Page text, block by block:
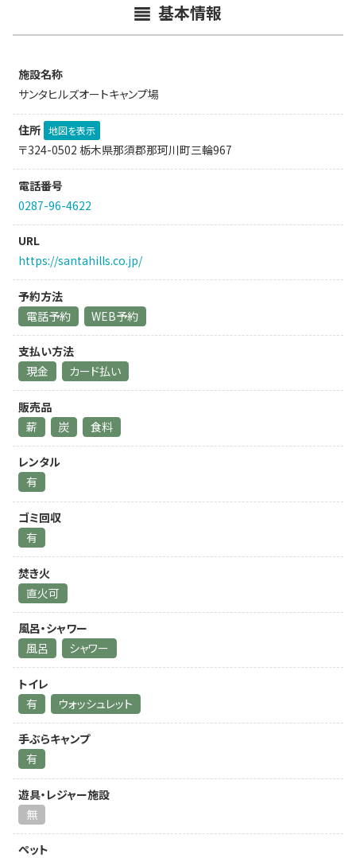
基本情報
施設名称
サンタヒルズオートキャンプ場
住所 地図を表示
〒324-0502 栃木県那須郡那珂川町三輪967
電話番号
0287-96-4622
URL
https://santahills.co.jp/
予約方法
電話予約
WEB予約
支払い方法
現金
カード払い
販売品
薪
炭 食料
レンタル
有
ゴミ回収
有
焚き火
直火可
風呂・シャワー
風呂
シャワー
トイレ
有
ウォッシュレット
手ぶらキャンプ
有
遊具・レジャー施設
無
ペット